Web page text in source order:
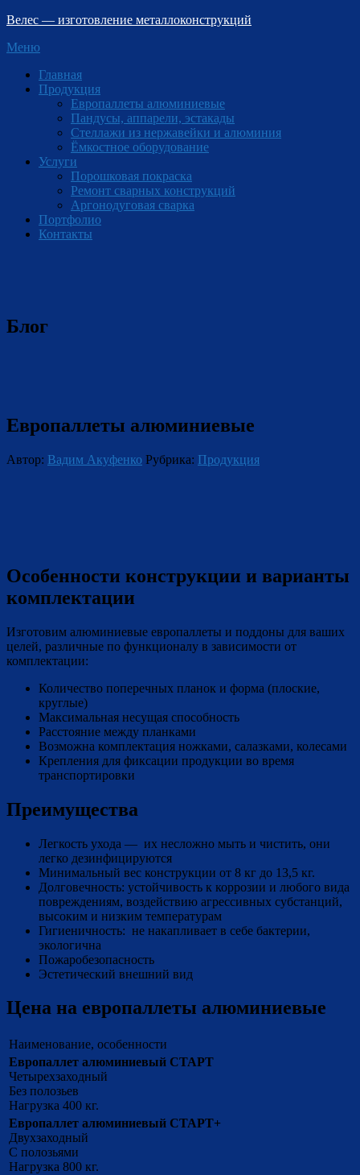
Перейти
содержанию
Велес — изготовление металлоконструкций
Меню
Главная
Продукция
Европаллеты алюминиевые
Пандусы, аппарели, эстакады
Стеллажи из нержавейки и алюминия
Ёмкостное оборудование
Услуги
Порошковая покраска
Ремонт сварных конструкций
Аргонодуговая сварка
Портфолио
Контакты
Блог
Европаллеты алюминиевые
Автор: Вадим Акуфенко Рубрика: Продукция
Особенности конструкции и варианты
комплектации
Изготовим алюминиевые европаллеты и поддоны для ваших
целей, различные по функционалу в зависимости от
комплектации:
Количество поперечных планок и форма (плоские,
круглые)
Максимальная несущая способность
Расстояние между планками
Возможна комплектация ножками, салазками, колесами
Крепления для фиксации продукции во время
транспортировки
Преимущества
Легкость ухода — их несложно мыть и чистить, они
легко дезинфицируются
Минимальный вес конструкции от 8 кг до 13,5 кг.
Долговечность: устойчивость к коррозии и любого вида
повреждениям, воздействию агрессивных субстанций,
высоким и низким температурам
Гигиеничность: не накапливает в себе бактерии,
экологична
Пожаробезопасность
Эстетический внешний вид
Цена на eвропаллеты алюминиевые
Наименование, особенности
Европаллет алюминиевый СТАРТ
Четырехзаходный
Без полозьев
Нагрузка 400 кг.
Европаллет алюминиевый СТАРТ+
Двухзаходный
С полозьями
Нагрузка 800 кг.